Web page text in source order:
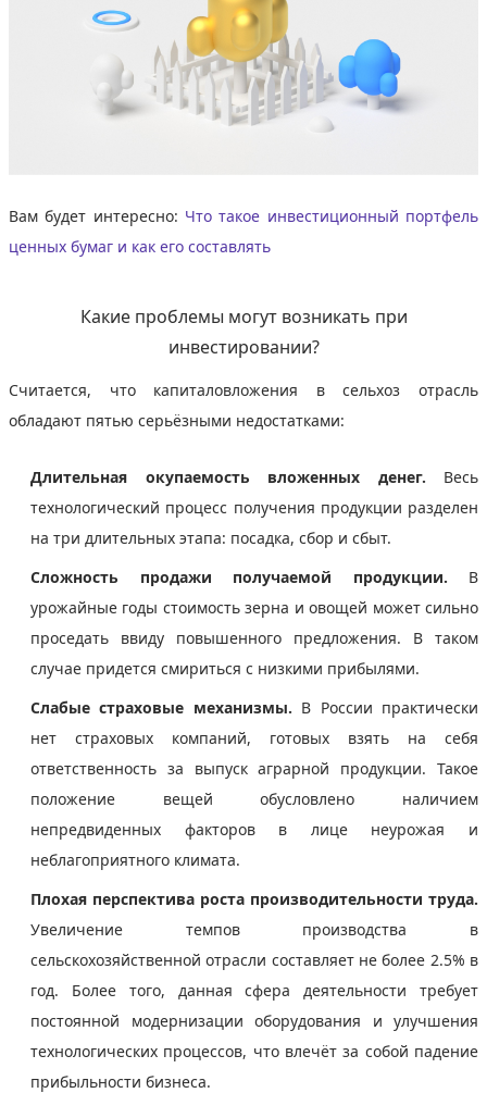
Вам будет интересно: Что такое инвестиционный портфель
ценных бумаг и как его составлять
Какие проблемы могут возникать при
инвестировании?
Считается, что капиталовложения в сельхоз отрасль
обладают пятью серьёзными недостатками:
Длительная окупаемость вложенных денег. Весь
технологический процесс получения продукции разделен
на три длительных этапа: посадка, сбор и сбыт.
Сложность продажи получаемой продукции. В
урожайные годы стоимость зерна и овощей может сильно
проседать ввиду повышенного предложения. В таком
случае придется смириться с низкими прибылями.
Слабые страховые механизмы. В России практически
нет страховых компаний, готовых взять на себя
ответственность за выпуск аграрной продукции. Такое
положение вещей обусловлено наличием
непредвиденных факторов в лице неурожая и
неблагоприятного климата.
Плохая перспектива роста производительности труда.
Увеличение темпов производства в
сельскохозяйственной отрасли составляет не более 2.5% в
год. Более того, данная сфера деятельности требует
постоянной модернизации оборудования и улучшения
технологических процессов, что влечёт за собой падение
прибыльности бизнеса.